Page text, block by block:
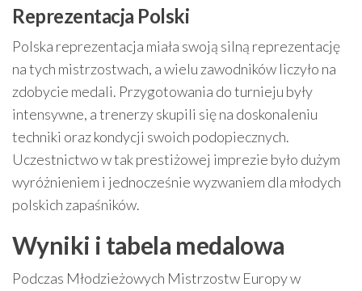
Reprezentacja Polski
Polska reprezentacja miała swoją silną reprezentację
na tych mistrzostwach, a wielu zawodników liczyło na
zdobycie medali. Przygotowania do turnieju były
intensywne, a trenerzy skupili się na doskonaleniu
techniki oraz kondycji swoich podopiecznych.
Uczestnictwo w tak prestiżowej imprezie było dużym
wyróżnieniem i jednocześnie wyzwaniem dla młodych
polskich zapaśników.
Wyniki i tabela medalowa
Podczas Młodzieżowych Mistrzostw Europy w